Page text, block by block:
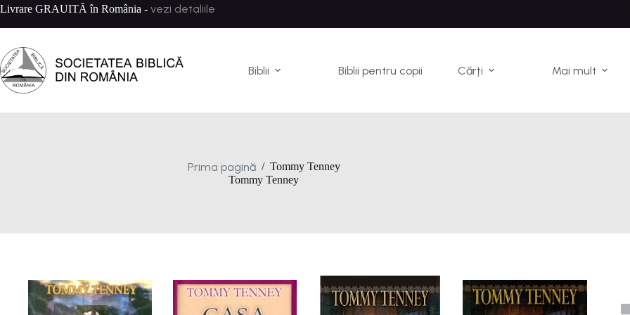
Sari
conținut
Livrare GRAUITĂ în România - vezi detaliile
Biblii Biblii pentru copii Cărți Mai mult
Prima pagină / Tommy Tenney
Tommy Tenney